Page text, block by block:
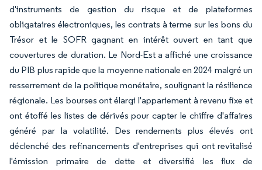
d'instruments de gestion du risque et de plateformes
obligataires électroniques, les contrats à terme sur les bons du
Trésor et le SOFR gagnant en intérêt ouvert en tant que
couvertures de duration. Le Nord-Est a affiché une croissance
du PIB plus rapide que la moyenne nationale en 2024 malgré un
resserrement de la politique monétaire, soulignant la résilience
régionale. Les bourses ont élargi l'appariement à revenu fixe et
ont étoffé les listes de dérivés pour capter le chiffre d'affaires
généré par la volatilité. Des rendements plus élevés ont
déclenché des refinancements d'entreprises qui ont revitalisé
l'émission primaire de dette et diversifié les flux de